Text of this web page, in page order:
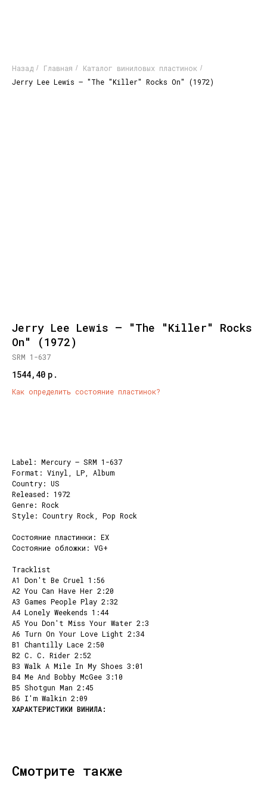
Назад / Главная / Каталог виниловых пластинок /
Jerry Lee Lewis – "The "Killer" Rocks On" (1972)
Jerry Lee Lewis – "The "Killer" Rocks
On" (1972)
SRM 1-637
1544,40 р.
Как определить состояние пластинок?
Label: Mercury – SRM 1-637
Format: Vinyl, LP, Album
Country: US
Released: 1972
Genre: Rock
Style: Country Rock, Pop Rock
Состояние пластинки: EX
Состояние обложки: VG+
Tracklist
A1 Don't Be Cruel 1:56
A2 You Can Have Her 2:20
A3 Games People Play 2:32
A4 Lonely Weekends 1:44
A5 You Don't Miss Your Water 2:3
А6 Turn On Your Love Light 2:34
B1 Chantilly Lace 2:50
B2 C. C. Rider 2:52
B3 Walk A Mile In My Shoes 3:01
B4 Me And Bobby McGee 3:10
B5 Shotgun Man 2:45
B6 I'm Walkin 2:09
Смотрите также
КОНТАКТЫ НАШИ ПРОЕКТЫ